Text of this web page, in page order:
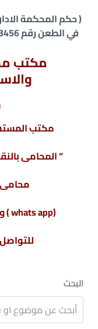
( حكم المحكمة
في الطعن رقم 3456 لسنة 38 ق عليا – جلسة 2/9/2018 )
مكتب
مكتب
” المحامى
(whats app ) واتس أب : 201220615243+
للتواصل :
البحث